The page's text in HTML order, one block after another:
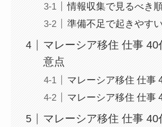
情報収集で見るべき
準備不足で起きやす
マレーシア移住 仕事
意点
マレーシア移住 仕事
マレーシア移住 仕事
マレーシア移住 仕事 40